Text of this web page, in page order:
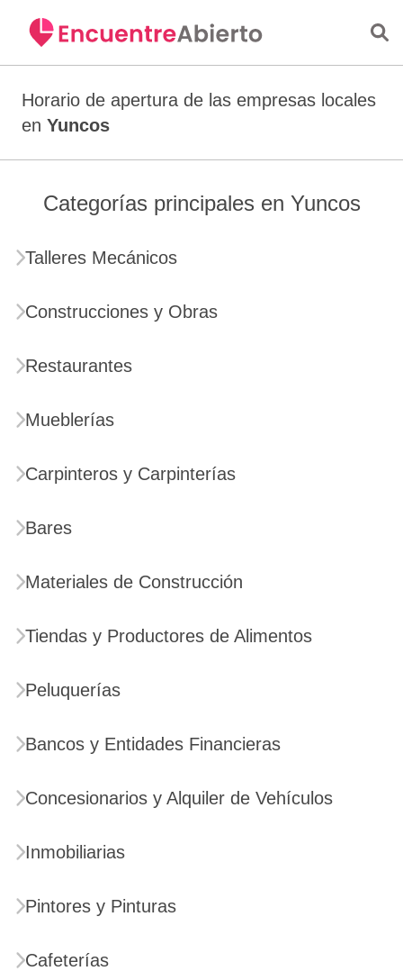
Horario de apertura de las empresas locales
en Yuncos
Categorías principales en Yuncos
Talleres Mecánicos
Construcciones y Obras
Restaurantes
Mueblerías
Carpinteros y Carpinterías
Bares
Materiales de Construcción
Tiendas y Productores de Alimentos
Peluquerías
Bancos y Entidades Financieras
Concesionarios y Alquiler de Vehículos
Inmobiliarias
Pintores y Pinturas
Cafeterías